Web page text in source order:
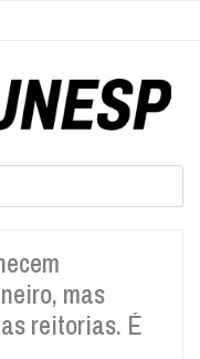
mas
reitorias. É